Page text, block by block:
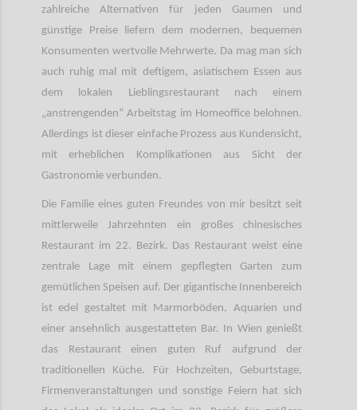
zahlreiche Alternativen für jeden Gaumen und
günstige Preise liefern dem modernen, bequemen
Konsumenten wertvolle Mehrwerte. Da mag man sich
auch ruhig mal mit deftigem, asiatischem Essen aus
dem lokalen Lieblingsrestaurant nach einem
„anstrengenden“ Arbeitstag im Homeoffice belohnen.
Allerdings ist dieser einfache Prozess aus Kundensicht,
mit erheblichen Komplikationen aus Sicht der
Gastronomie verbunden.
Die Familie eines guten Freundes von mir besitzt seit
mittlerweile Jahrzehnten ein großes chinesisches
Restaurant im 22. Bezirk. Das Restaurant weist eine
zentrale Lage mit einem gepflegten Garten zum
gemütlichen Speisen auf. Der gigantische Innenbereich
ist edel gestaltet mit Marmorböden, Aquarien und
einer ansehnlich ausgestatteten Bar. In Wien genießt
das Restaurant einen guten Ruf aufgrund der
traditionellen Küche. Für Hochzeiten, Geburtstage,
Firmenveranstaltungen und sonstige Feiern hat sich